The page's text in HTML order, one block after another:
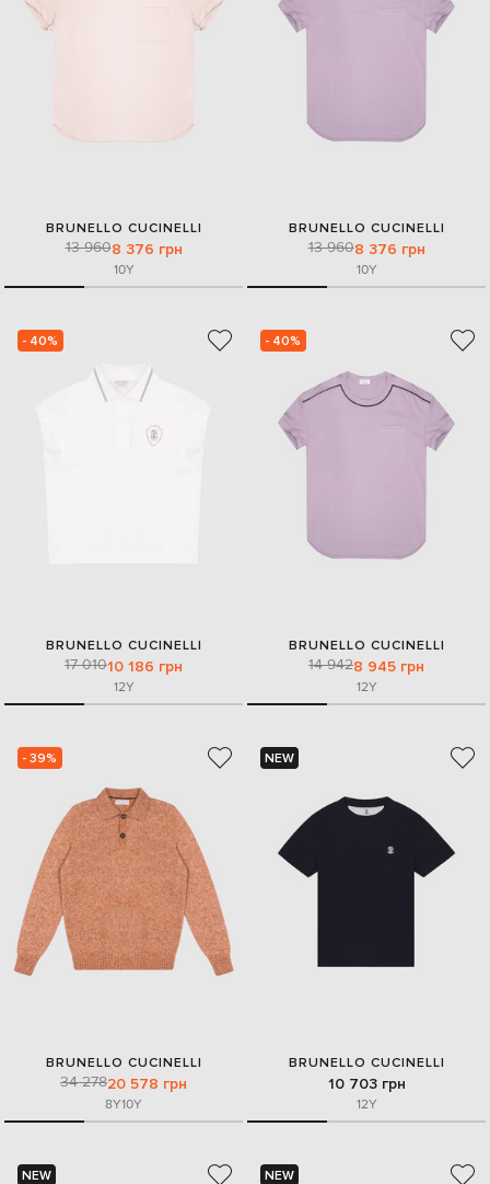
BRUNELLO CUCINELLI
13 9608 376 грн
10Y
BRUNELLO CUCINELLI
13 9608 376 грн
10Y
- 40%
BRUNELLO CUCINELLI
17 01010 186 грн
12Y
- 40%
BRUNELLO CUCINELLI
14 9428 945 грн
12Y
- 39%
BRUNELLO CUCINELLI
34 27820 578 грн
8Y10Y
NEW
BRUNELLO CUCINELLI
10 703 грн
12Y
NEW NEW